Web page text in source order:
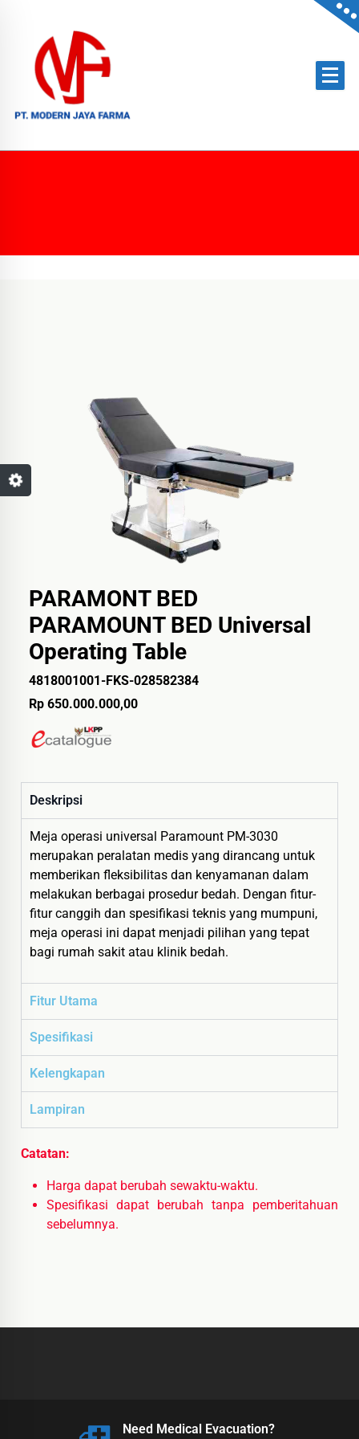
PARAMONT BED
PARAMOUNT BED Universal
Operating Table
4818001001-FKS-028582384
Rp 650.000.000,00
Deskripsi
Meja operasi universal Paramount PM-3030
merupakan peralatan medis yang dirancang untuk
memberikan fleksibilitas dan kenyamanan dalam
melakukan berbagai prosedur bedah. Dengan fitur-
fitur canggih dan spesifikasi teknis yang mumpuni,
meja operasi ini dapat menjadi pilihan yang tepat
bagi rumah sakit atau klinik bedah.
Fitur Utama
Spesifikasi
Kelengkapan
Lampiran
Catatan:
Harga dapat berubah sewaktu-waktu.
Spesifikasi dapat berubah tanpa pemberitahuan
sebelumnya.
Need Medical Evacuation?